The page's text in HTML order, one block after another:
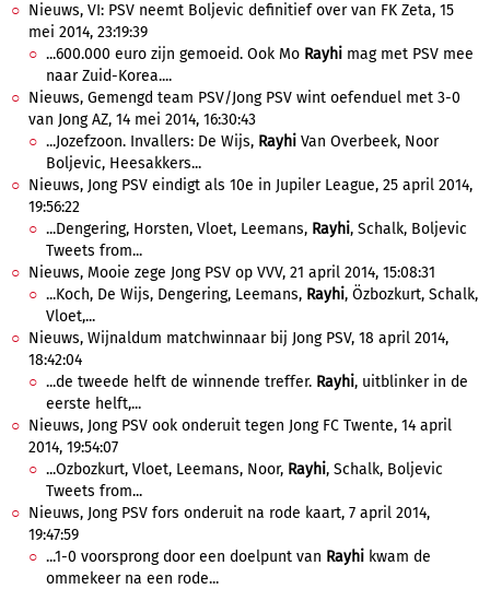
Nieuws, VI: PSV neemt Boljevic definitief over van FK Zeta, 15
mei 2014, 23:19:39
...600.000 euro zijn gemoeid. Ook Mo Rayhi mag met PSV mee
naar Zuid-Korea....
Nieuws, Gemengd team PSV/Jong PSV wint oefenduel met 3-0
van Jong AZ, 14 mei 2014, 16:30:43
...Jozefzoon. Invallers: De Wijs, Rayhi Van Overbeek, Noor
Boljevic, Heesakkers...
Nieuws, Jong PSV eindigt als 10e in Jupiler League, 25 april 2014,
19:56:22
...Dengering, Horsten, Vloet, Leemans, Rayhi, Schalk, Boljevic
Tweets from...
Nieuws, Mooie zege Jong PSV op VVV, 21 april 2014, 15:08:31
...Koch, De Wijs, Dengering, Leemans, Rayhi, Özbozkurt, Schalk,
Vloet,...
Nieuws, Wijnaldum matchwinnaar bij Jong PSV, 18 april 2014,
18:42:04
...de tweede helft de winnende treffer. Rayhi, uitblinker in de
eerste helft,...
Nieuws, Jong PSV ook onderuit tegen Jong FC Twente, 14 april
2014, 19:54:07
...Ozbozkurt, Vloet, Leemans, Noor, Rayhi, Schalk, Boljevic
Tweets from...
Nieuws, Jong PSV fors onderuit na rode kaart, 7 april 2014,
19:47:59
...1-0 voorsprong door een doelpunt van Rayhi kwam de
ommekeer na een rode...